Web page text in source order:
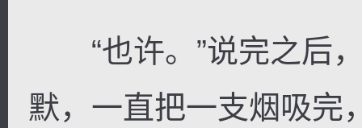
“也许。”说完之后，
默，一直把一支烟吸完